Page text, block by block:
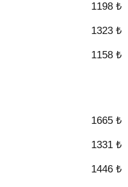
1198 ₺
1323 ₺
1158 ₺
1665 ₺
1331 ₺
1446 ₺